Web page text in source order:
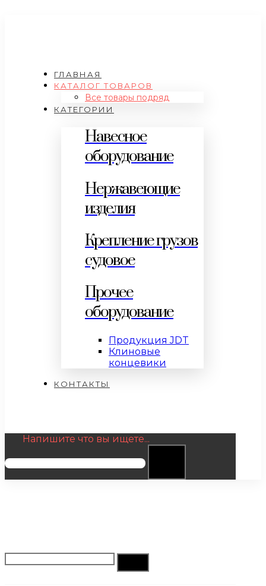
ГЛАВНАЯ
КАТАЛОГ ТОВАРОВ
Все товары подряд
КАТЕГОРИИ
Навесное
оборудование
Нержавеющие
изделия
Крепление грузов
судовое
Прочее
оборудование
Продукция JDT
Клиновые
концевики
КОНТАКТЫ
Напишите что вы ищете...